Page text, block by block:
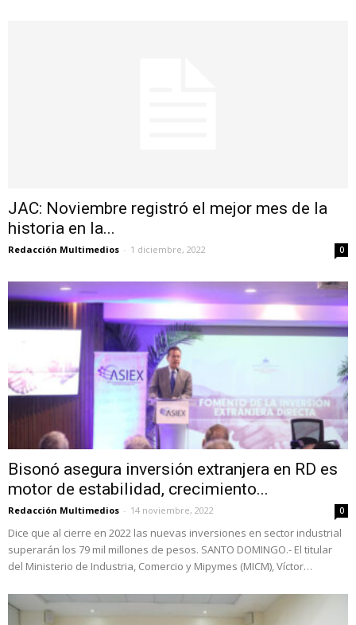
JAC: Noviembre registró el mejor mes de la
historia en la...
Redacción Multimedios - 1 diciembre, 2022 0
Bisonó asegura inversión extranjera en RD es
motor de estabilidad, crecimiento...
Redacción Multimedios - 14 noviembre, 2022 0
Dice que al cierre en 2022 las nuevas inversiones en sector industrial
superarán los 79 mil millones de pesos. SANTO DOMINGO.- El titular
del Ministerio de Industria, Comercio y Mipymes (MICM), Víctor…